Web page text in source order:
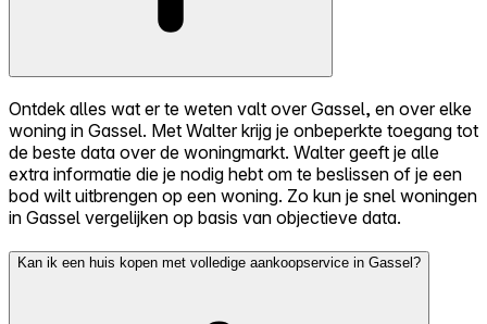
Ontdek alles wat er te weten valt over Gassel, en over elke
woning in Gassel. Met Walter krijg je onbeperkte toegang tot
de beste data over de woningmarkt. Walter geeft je alle
extra informatie die je nodig hebt om te beslissen of je een
bod wilt uitbrengen op een woning. Zo kun je snel woningen
in Gassel vergelijken op basis van objectieve data.
Kan ik een huis kopen met volledige aankoopservice in Gassel?